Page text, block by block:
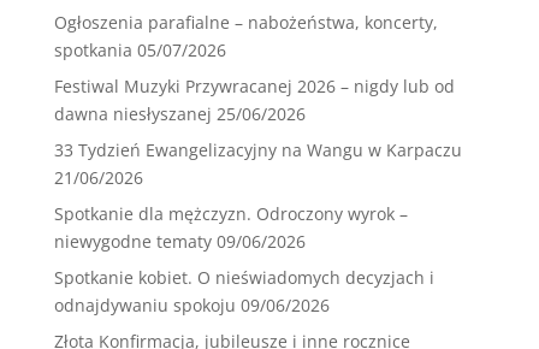
Ogłoszenia parafialne – nabożeństwa, koncerty,
spotkania 05/07/2026
Festiwal Muzyki Przywracanej 2026 – nigdy lub od
dawna niesłyszanej 25/06/2026
33 Tydzień Ewangelizacyjny na Wangu w Karpaczu
21/06/2026
Spotkanie dla mężczyzn. Odroczony wyrok –
niewygodne tematy 09/06/2026
Spotkanie kobiet. O nieświadomych decyzjach i
odnajdywaniu spokoju 09/06/2026
Złota Konfirmacja, jubileusze i inne rocznice